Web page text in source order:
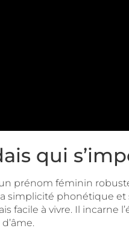
qui
prénom féminin
simplicité phonétique et
facile à vivre. Il